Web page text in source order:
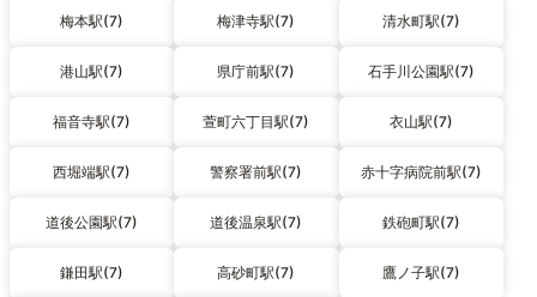
梅本駅(7) 梅津寺駅(7) 清水町駅(7)
港山駅(7) 県庁前駅(7) 石手川公園駅(7)
福音寺駅(7) 萱町六丁目駅(7) 衣山駅(7)
西堀端駅(7) 警察署前駅(7) 赤十字病院前駅(7)
道後公園駅(7) 道後温泉駅(7) 鉄砲町駅(7)
鎌田駅(7) 高砂町駅(7) 鷹ノ子駅(7)